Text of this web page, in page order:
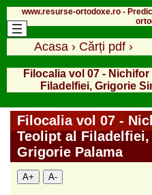
www.resurse-ortodoxe.ro -
Acasa › Cărți pdf ›
Filocalia vol 07 -
Filadelfiei, Grigorie
Filocalia vol 07 -
Teolipt al
Grigorie Palama
A+ A-